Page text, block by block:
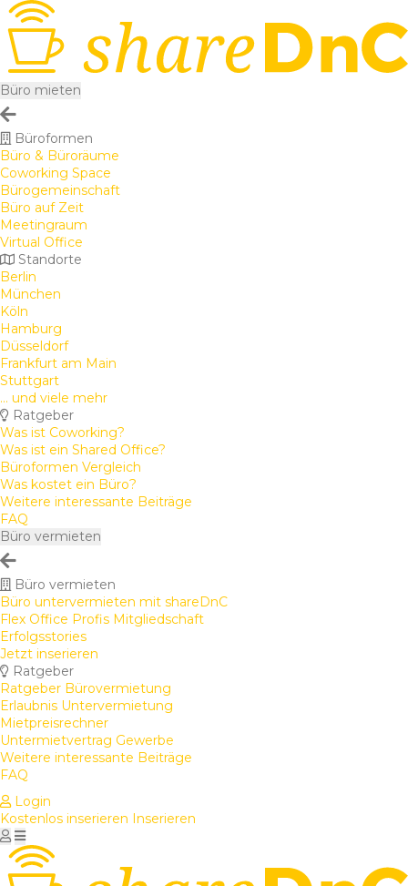
Büro mieten
Büroformen
Büro & Büroräume
Coworking Space
Bürogemeinschaft
Büro auf Zeit
Meetingraum
Virtual Office
Standorte
Berlin
München
Köln
Hamburg
Düsseldorf
Frankfurt am Main
Stuttgart
... und viele mehr
Ratgeber
Was ist Coworking?
Was ist ein Shared Office?
Büroformen Vergleich
Was kostet ein Büro?
Weitere interessante Beiträge
FAQ
Büro vermieten
Büro vermieten
Büro untervermieten mit shareDnC
Flex Office Profis Mitgliedschaft
Erfolgsstories
Jetzt inserieren
Ratgeber
Ratgeber Bürovermietung
Erlaubnis Untervermietung
Mietpreisrechner
Untermietvertrag Gewerbe
Weitere interessante Beiträge
FAQ
Login
Kostenlos inserieren Inserieren